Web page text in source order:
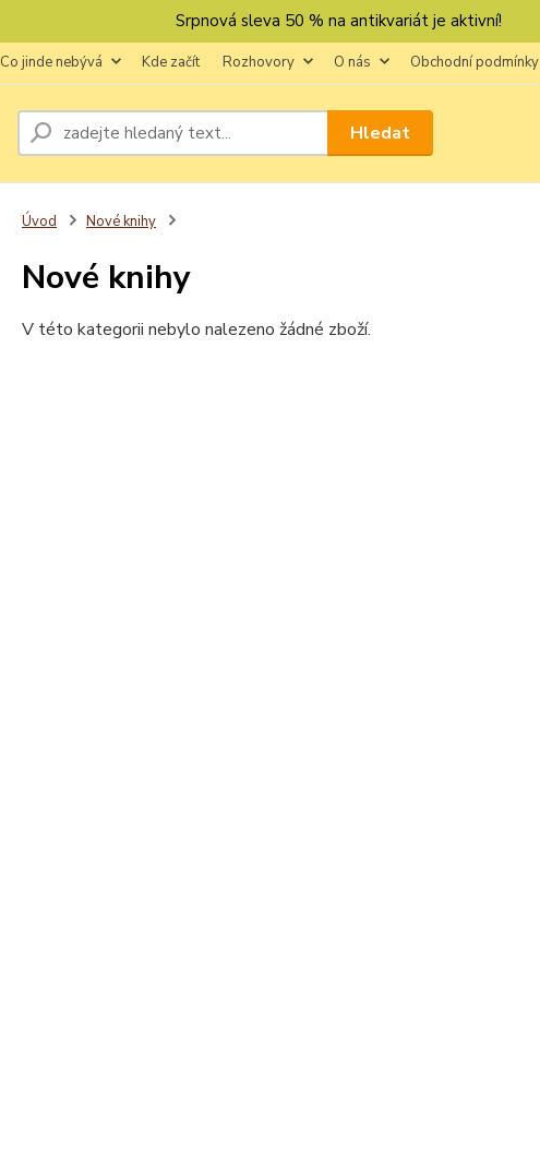
Srpnová sleva 50 % na antikvariát je aktivní!
Co jinde nebývá Kde začít Rozhovory O nás Obchodní podmínky
Hledat
Úvod Nové knihy
Nové knihy
V této kategorii nebylo nalezeno žádné zboží.